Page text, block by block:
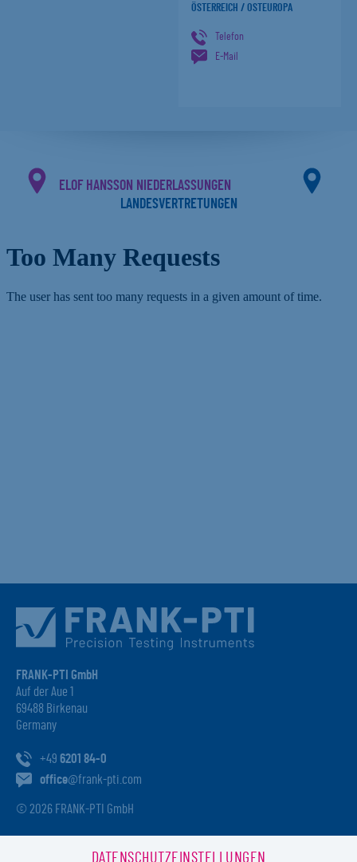
ÖSTERREICH / OSTEUROPA
Telefon
E-Mail
ELOF HANSSON NIEDERLASSUNGEN
LANDESVERTRETUNGEN
FRANK-PTI GmbH
Auf der Aue 1
69488 Birkenau
Germany
+49 6201 84-0
office@frank-pti.com
© 2026 FRANK-PTI GmbH
DATENSCHUTZEINSTELLUNGEN